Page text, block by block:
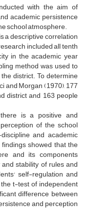
with the aim of
academic persistence
school atmosphere.
a descriptive correlation
included all tenth
in the academic year
method was used to
district. To determine
and Morgan (1970), 177
district and 163 people
is a positive and
of the school
and academic
showed that the
and its components
stability of rules and
self-regulation and
t-test of independent
difference between
and perception